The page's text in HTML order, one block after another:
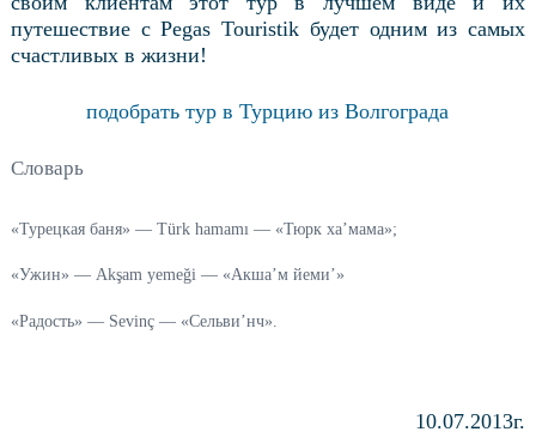
путешествие с Pegas Touristik будет одним из самых
счастливых в жизни!
подобрать тур в Турцию из Волгограда
Словарь
«Турецкая баня» — Türk hamamı — «Тюрк ха’мама»;
«Ужин» — Akşam yemeği — «Акша’м йеми’»
«Радость» — Sevinç — «Сельви’нч».
10.07.2013г.